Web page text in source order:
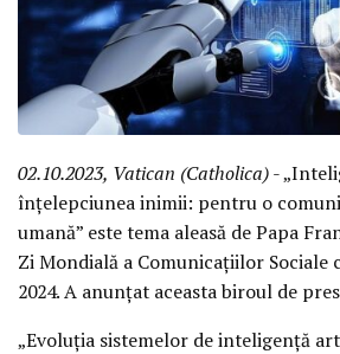
02.10.2023, Vatican (Catholica)-
înțelepciunea inimii: pentru o
umană” este tema aleasă de Papa
Zi Mondială a Comunicațiilor Sociale
2024. A anunțat aceasta biroul de
„Evoluția sistemelor de inteligență